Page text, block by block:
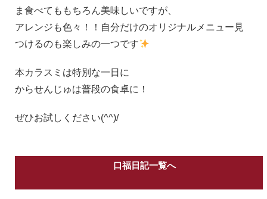
ま食べてももちろん美味しいですが、
アレンジも色々！！自分だけのオリジナルメニュー見
つけるのも楽しみの一つです
本カラスミは特別な一日に
からせんじゅは普段の食卓に！
ぜひお試しください(^^)/
口福日記一覧へ